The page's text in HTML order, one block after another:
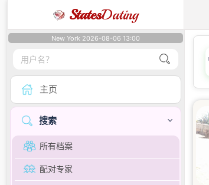
StatesDating
New York 2026-08-06 13:00
主页
搜索
所有档案
配对专家